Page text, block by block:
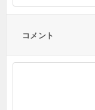
コメント